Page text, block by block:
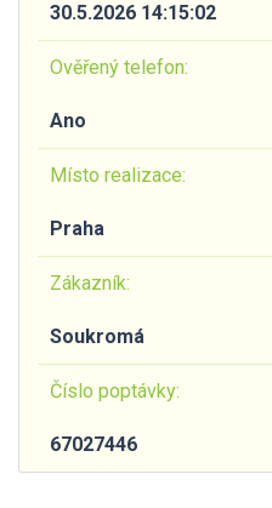
30.5.2026 14:15:02
Ověřený telefon:
Ano
Místo realizace:
Praha
Zákazník:
Soukromá
Číslo poptávky:
67027446